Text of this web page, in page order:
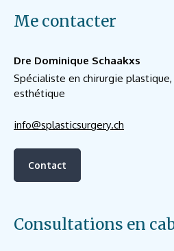
Me contacter
Dre Dominique Schaakxs
Spécialiste en chirurgie
esthétique
info@splasticsurgery.ch
Contact
Consultations en